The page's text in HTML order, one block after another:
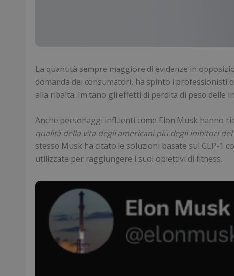
La quantità sempre maggiore di evidenze in
domanda dei consumatori, ha spinto i professionisti
alla ribalta. Imitano gli effetti di perdita di peso delle
Anche personaggi influenti come Elon Musk hanno
qualità della vita degli americani più degli inibitori
stesso Musk ha citato le soluzioni basate sul GLP-1
utilizzate per raggiungere i suoi obiettivi di fitness.